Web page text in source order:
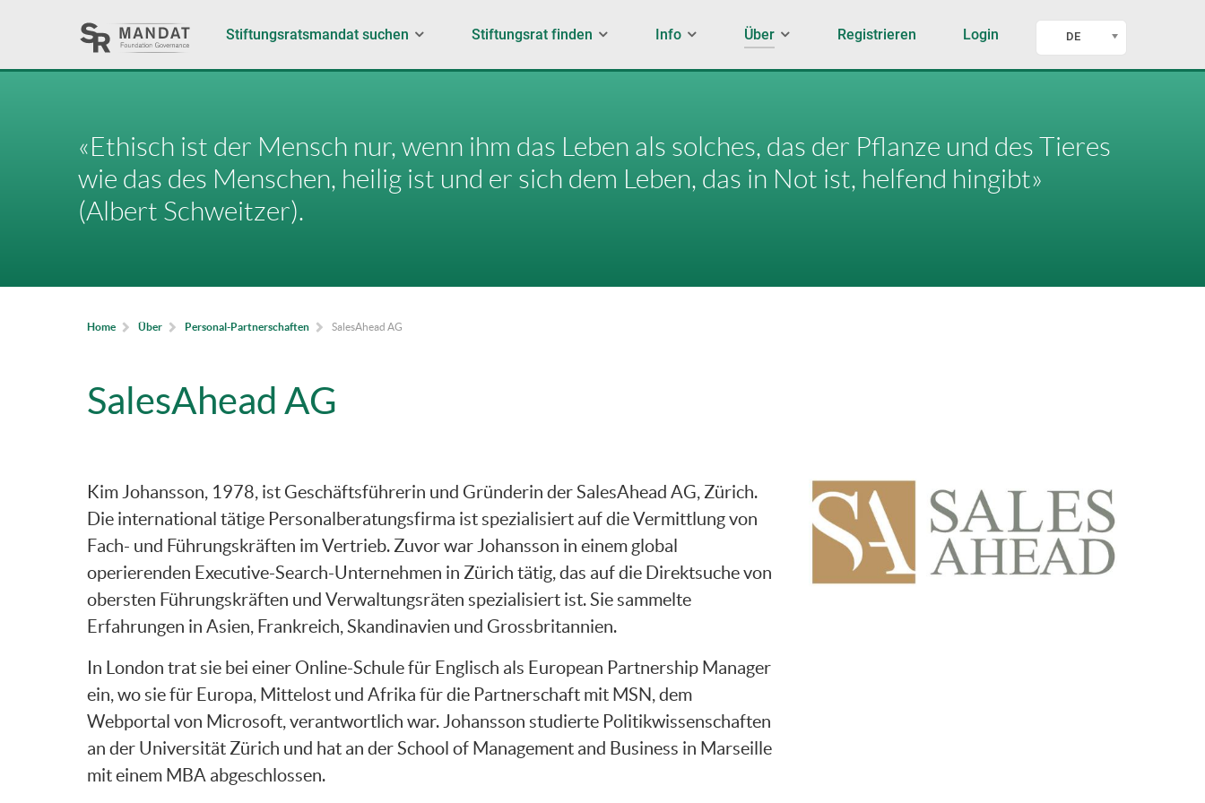
Stiftungsratsmandat suchen Stiftungsrat finden Info Über Registrieren Login DE
«Ethisch ist der Mensch nur, wenn ihm das Leben als solches, das der Pflanze und des Tieres
wie das des Menschen, heilig ist und er sich dem Leben, das in Not ist, helfend hingibt»
(Albert Schweitzer).
Home Über Personal-Partnerschaften SalesAhead AG
SalesAhead AG
Kim Johansson, 1978, ist Geschäftsführerin und Gründerin der SalesAhead AG, Zürich.
Die international tätige Personalberatungsfirma ist spezialisiert auf die Vermittlung von
Fach- und Führungskräften im Vertrieb. Zuvor war Johansson in einem global
operierenden Executive-Search-Unternehmen in Zürich tätig, das auf die Direktsuche von
obersten Führungskräften und Verwaltungsräten spezialisiert ist. Sie sammelte
Erfahrungen in Asien, Frankreich, Skandinavien und Grossbritannien.
In London trat sie bei einer Online-Schule für Englisch als European Partnership Manager
ein, wo sie für Europa, Mittelost und Afrika für die Partnerschaft mit MSN, dem
Webportal von Microsoft, verantwortlich war. Johansson studierte Politikwissenschaften
an der Universität Zürich und hat an der School of Management and Business in Marseille
mit einem MBA abgeschlossen.